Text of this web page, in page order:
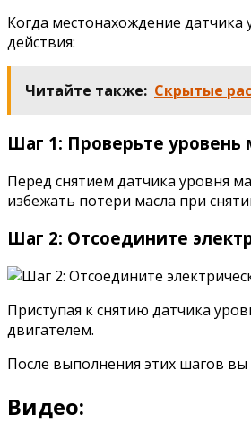
Когда местонахождение
действия:
Читайте также: Скрытые
Шаг 1: Проверьте уровень
Перед снятием датчика уровня
избежать потери масла при
Шаг 2: Отсоедините
Приступая к снятию датчика
двигателем.
После выполнения этих шагов
Видео: